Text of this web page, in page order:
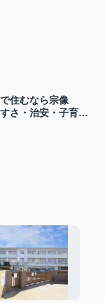
で住むなら宗像
さ・治安・子育
魅力を紹介！